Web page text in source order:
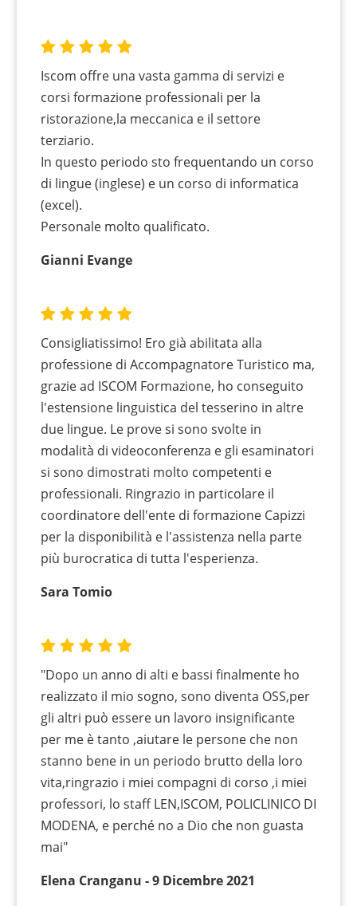
Iscom offre una vasta gamma di servizi e
corsi formazione professionali per la
ristorazione,la meccanica e il settore
terziario.
In questo periodo sto frequentando un corso
di lingue (inglese) e un corso di informatica
(excel).
Personale molto qualificato.
Gianni Evange
Consigliatissimo! Ero già abilitata alla
professione di Accompagnatore Turistico ma,
grazie ad ISCOM Formazione, ho conseguito
l'estensione linguistica del tesserino in altre
due lingue. Le prove si sono svolte in
modalità di videoconferenza e gli esaminatori
si sono dimostrati molto competenti e
professionali. Ringrazio in particolare il
coordinatore dell'ente di formazione Capizzi
per la disponibilità e l'assistenza nella parte
più burocratica di tutta l'esperienza.
Sara Tomio
"Dopo un anno di alti e bassi finalmente ho
realizzato il mio sogno, sono diventa OSS,per
gli altri può essere un lavoro insignificante
per me è tanto ,aiutare le persone che non
stanno bene in un periodo brutto della loro
vita,ringrazio i miei compagni di corso ,i miei
professori, lo staff LEN,ISCOM, POLICLINICO DI
MODENA, e perché no a Dio che non guasta
mai"
Elena Cranganu - 9 Dicembre 2021